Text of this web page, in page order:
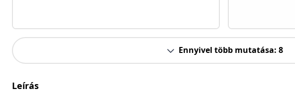
Ennyivel több mutatása: 8
Leírás